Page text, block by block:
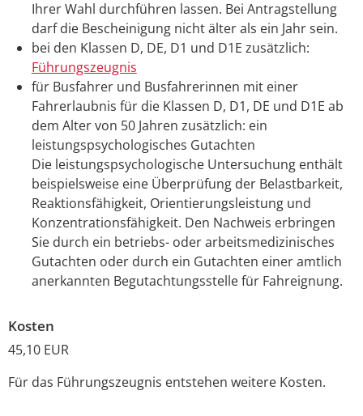
Ihrer Wahl durchführen lassen. Bei Antragstellung
darf die Bescheinigung nicht älter als ein Jahr sein.
bei den Klassen D, DE, D1 und D1E zusätzlich:
Führungszeugnis
für Busfahrer und Busfahrerinnen mit einer
Fahrerlaubnis für die Klassen D, D1, DE und D1E ab
dem Alter von 50 Jahren zusätzlich: ein
leistungspsychologisches Gutachten
Die leistungspsychologische Untersuchung enthält
beispielsweise eine Überprüfung der Belastbarkeit,
Reaktionsfähigkeit, Orientierungsleistung und
Konzentrationsfähigkeit. Den Nachweis erbringen
Sie durch ein betriebs- oder arbeitsmedizinisches
Gutachten oder durch ein Gutachten einer amtlich
anerkannten Begutachtungsstelle für Fahreignung.
Kosten
45,10 EUR
Für das Führungszeugnis entstehen weitere Kosten.